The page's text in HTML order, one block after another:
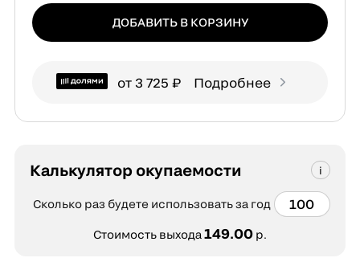
ДОБАВИТЬ В КОРЗИНУ
от 3 725 ₽ Подробнее
Калькулятор окупаемости
Сколько раз будете использовать за год
Стоимость выхода 149.00 р.